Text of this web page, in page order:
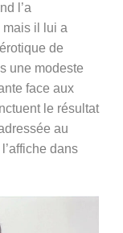
l’a
mais il lui a
de
une modeste
face aux
le résultat
au
dans